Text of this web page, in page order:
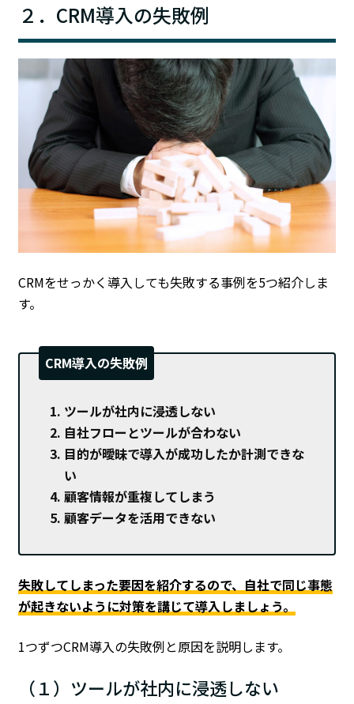
２．CRM導入の失敗例
CRMをせっかく導入しても失敗する事例を5つ紹介しま
す。
CRM導入の失敗例
ツールが社内に浸透しない
自社フローとツールが合わない
目的が曖昧で導入が成功したか計測できな
い
顧客情報が重複してしまう
顧客データを活用できない
失敗してしまった要因を紹介するので、自社で同じ事態
が起きないように対策を講じて導入しましょう。
1つずつCRM導入の失敗例と原因を説明します。
（１）ツールが社内に浸透しない